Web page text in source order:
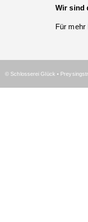
Wir sind
Für mehr
© Schlosserei Glück •